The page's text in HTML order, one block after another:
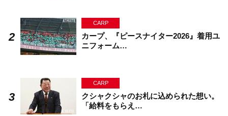
CARP
カープ、『ピースナイター2026』着用ユ
ニフォーム…
CARP
クシャクシャのお札に込められた想い。
「給料をもらえ…